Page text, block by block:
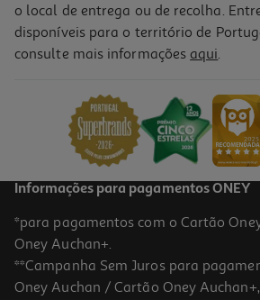
Suporte Telemovel Qilive 600173821 P/
10,99 €
o local de entrega ou de recolha.
disponíveis para o território de
consulte mais informações aqui.
Informações para pagamentos ONEY
*para pagamentos com o Cartão
Oney Auchan+.
**Campanha Sem Juros para
Oney Auchan / Cartão Oney